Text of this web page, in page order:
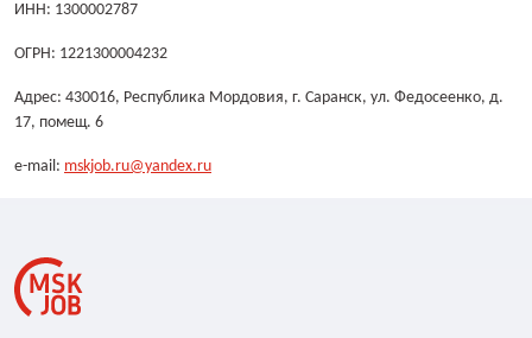
ИНН: 1300002787
ОГРН: 1221300004232
Адрес: 430016, Республика Мордовия, г. Саранск, ул. Федосеенко, д.
17, помещ. 6
e-mail: mskjob.ru@yandex.ru